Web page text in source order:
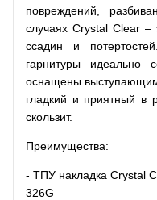
повреждений,
случаях Crystal Clear –
ссадин и
гарнитуры идеально
оснащены
гладкий и приятный в
скользит.
Преимущества:
- ТПУ накладка Crystal
326G